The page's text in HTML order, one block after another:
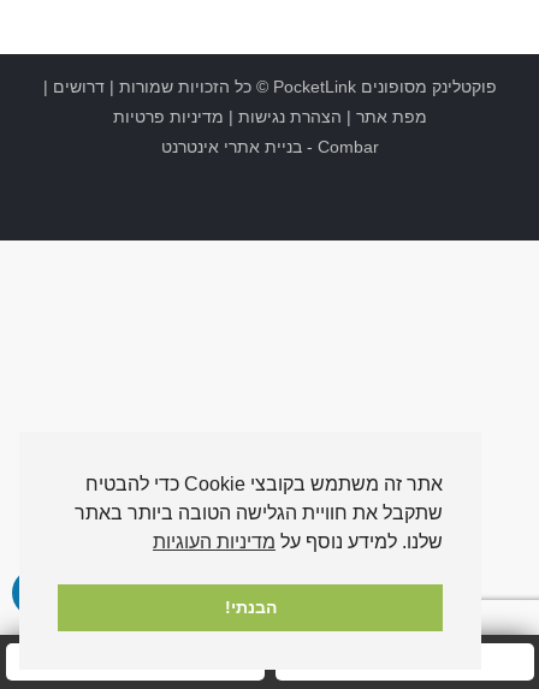
פוקטלינק מסופוניםPocketLink © כל הזכויות שמורות |דרושים |
מפת אתר | הצהרת נגישות | מדיניות פרטיות
Combar
- בניית אתרי אינטרנט
אתר זה משתמש בקובצי Cookie כדי להבטיח
שתקבל את חוויית הגלישה הטובה ביותר באתר
שלנו. למידע נוסף על מדיניות העוגיות
הבנתי!